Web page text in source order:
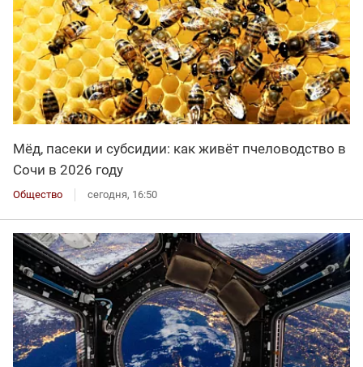
Мёд, пасеки и субсидии: как живёт пчеловодство в
Сочи в 2026 году
Общество сегодня, 16:50